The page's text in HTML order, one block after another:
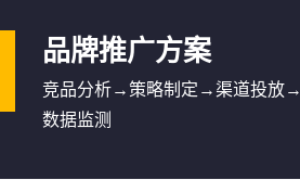
品牌推广方案
竞品分析→策略制定→渠道投放→
数据监测